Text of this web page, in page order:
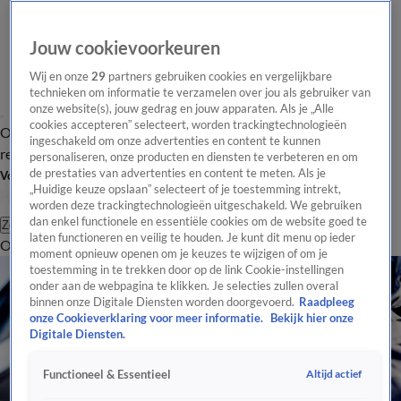
Overzicht Laatste nieuws Regionieuws Het beste van Hart
Tip de
redactie
Volg Hart van Nederland
Zoeken
OverzichtRegioUitzendingenWeerTip de redactiePanelVideo's
Jouw cookievoorkeuren
Wij en onze29 partners gebruiken cookies en vergelijkbare
technieken om informatie te verzamelen over jou als gebruiker van
onze website(s), jouw gedrag en jouw apparaten. Als je „Alle
cookies accepteren” selecteert, worden trackingtechnologieën
ingeschakeld om onze advertenties en content te kunnen
personaliseren, onze producten en diensten te verbeteren en om
de prestaties van advertenties en content te meten. Als je
„Huidige keuze opslaan” selecteert of je toestemming intrekt,
worden deze trackingtechnologieën uitgeschakeld. We gebruiken
dan enkel functionele en essentiële cookies om de website goed te
laten functioneren en veilig te houden. Je kunt dit menu op ieder
moment opnieuw openen om je keuzes te wijzigen of om je
toestemming in te trekken door op de link Cookie-instellingen
onder aan de webpagina te klikken. Je selecties zullen overal
binnen onze Digitale Diensten worden doorgevoerd. Raadpleeg
onze Cookieverklaring voor meer informatie.
Bekijk hier onze
Digitale Diensten.
Functioneel & Essentieel Altijd actief